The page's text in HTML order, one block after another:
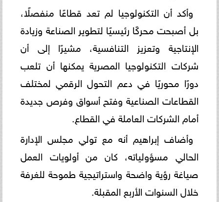
وأكد أن التكنولوجيا لم تعد قطاعًا منفصلًا،
بل أصبحت محركًا رئيسيًا لتطوير الصناعة وزيادة
الإنتاجية وتعزيز التنافسية، مشيرًا إلى أن
شركات التكنولوجيا المصرية يمكنها أن تلعب
دورًا محوريًا في دعم التحول الرقمي لمختلف
القطاعات الصناعية وفتح أسواق وفرص جديدة
أمام الشركات العاملة في القطاع.
وأضاف إبراهيم أنه مع تولي مجلس الإدارة
الحالي مسؤولياته، كان من أولويات العمل
صياغة رؤية واضحة واستراتيجية طموحة للغرفة
خلال السنوات الأربع المقبلة.